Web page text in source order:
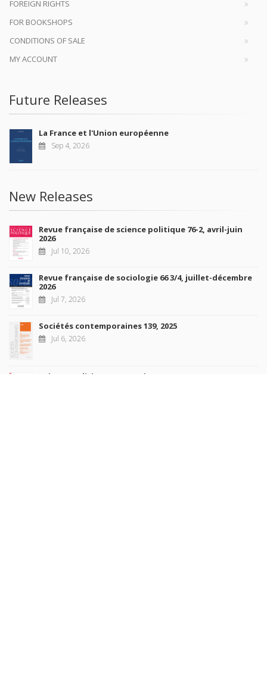
FOREIGN RIGHTS
FOR BOOKSHOPS
CONDITIONS OF SALE
MY ACCOUNT
Future Releases
La France et l'Union européenne
Sep 4, 2026
New Releases
Revue française de science politique 76-2, avril-juin
2026
Jul 10, 2026
Revue française de sociologie 66 3/4, juillet-décembre
2026
Jul 7, 2026
Sociétés contemporaines 139, 2025
Jul 6, 2026
Raisons politiques 102, mai 2026